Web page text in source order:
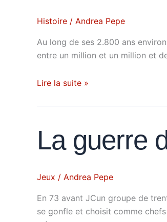
Histoire / Andrea Pepe
Au long de ses 2.800 ans
entre un million et un million et
Lire la suite »
La guerre
Jeux / Andrea Pepe
En 73 avant JCun groupe de
se gonfle et choisit comme
La
guerre